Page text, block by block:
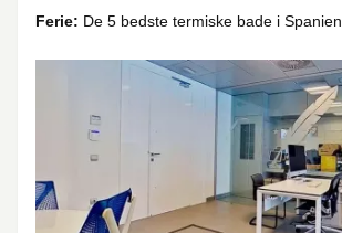
Ferie: De 5 bedste termiske bade i Spanien